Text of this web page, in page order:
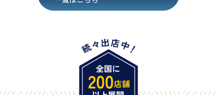
・在留カード
・旧パスポート
※原則として「公的機関が発行し、氏名、住所、生
年月日が記載されているもの